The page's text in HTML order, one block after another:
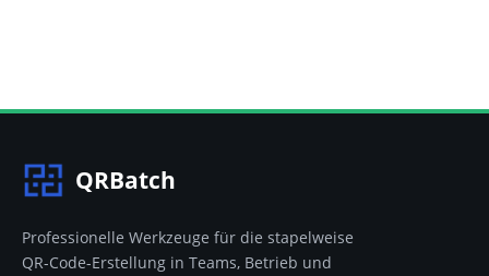
QRBatch
Professionelle Werkzeuge für die stapelweise
QR-Code-Erstellung in Teams, Betrieb und